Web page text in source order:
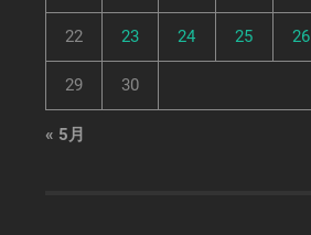
22 23 24 25 26
29 30
« 5月